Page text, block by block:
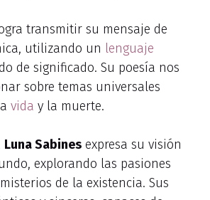
transmitir su mensaje de
utilizando un lenguaje
de significado. Su poesía nos
sobre temas universales
vida y la muerte.
Luna Sabines expresa su visión
explorando las pasiones
de la existencia. Sus